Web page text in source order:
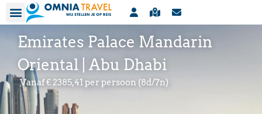
Emirates Palace Mandarin
Oriental | Abu Dhabi
Vanaf € 2385,41 per persoon (8d/7n)